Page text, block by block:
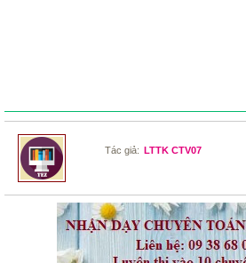
Tác giả: LTTK CTV07